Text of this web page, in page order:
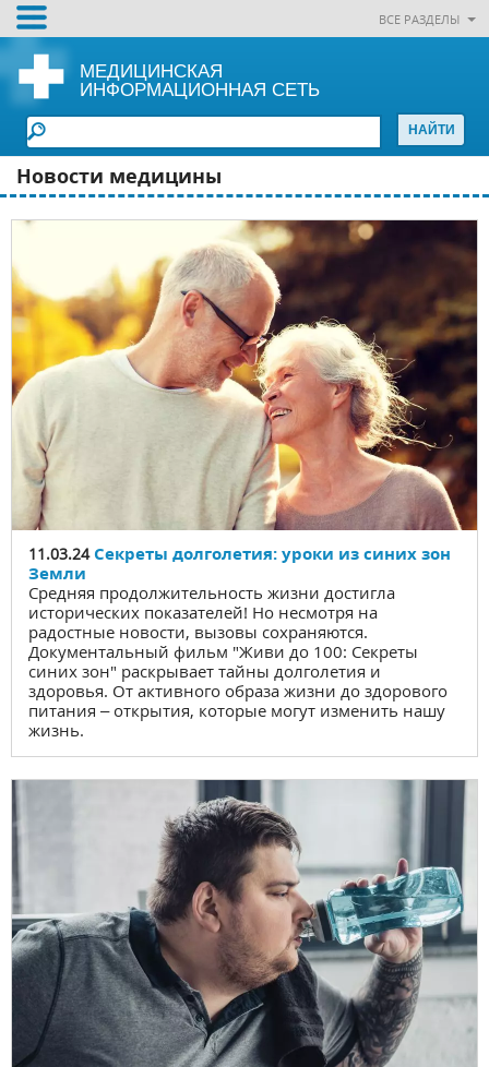
ВСЕ РАЗДЕЛЫ
МЕДИЦИНСКАЯ
ИНФОРМАЦИОННАЯ СЕТЬ
Новости медицины
11.03.24 Секреты долголетия: уроки из синих зон
Земли
Средняя продолжительность жизни достигла
исторических показателей! Но несмотря на
радостные новости, вызовы сохраняются.
Документальный фильм "Живи до 100: Секреты
синих зон" раскрывает тайны долголетия и
здоровья. От активного образа жизни до здорового
питания – открытия, которые могут изменить нашу
жизнь.